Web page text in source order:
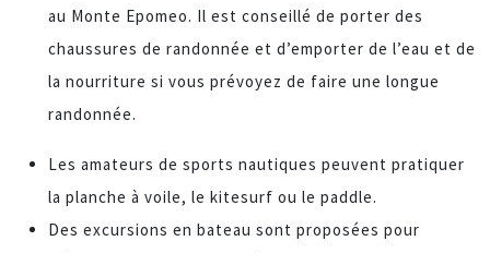
au Monte Epomeo. Il est conseillé de porter des
chaussures de randonnée et d’emporter de l’eau et de
la nourriture si vous prévoyez de faire une longue
randonnée.
Les amateurs de sports nautiques peuvent pratiquer
la planche à voile, le kitesurf ou le paddle.
Des excursions en bateau sont proposées pour